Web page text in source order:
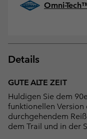
Omni-
Details
GUTE ALTE ZEIT
Huldigen Sie dem
funktionellen Version
durchgehendem
dem Trail und in der